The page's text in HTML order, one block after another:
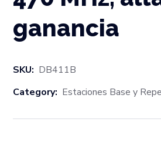
ganancia
SKU: DB411B
Category: Estaciones Base y